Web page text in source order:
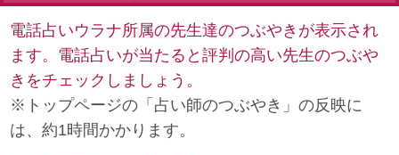
電話占いウラナ所属の先生達のつぶやきが表示され
ます。電話占いが当たると評判の高い先生のつぶや
きをチェックしましょう。
※トップページの「占い師のつぶやき」の反映に
は、約1時間かかります。